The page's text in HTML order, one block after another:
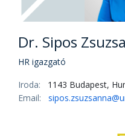
Dr. Sipos
HR igazgató
Iroda:
1143 Budapest,
Email: